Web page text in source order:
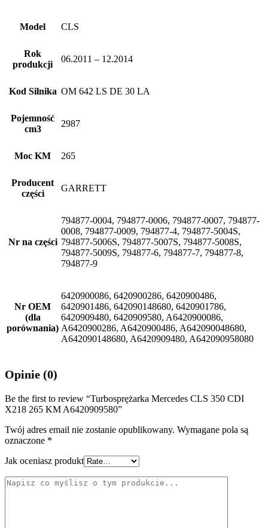
Model CLS
Rok
produkcji
06.2011 – 12.2014
Kod Silnika OM 642 LS DE 30 LA
Pojemność
cm3
2987
Moc KM 265
Producent
części
GARRETT
Nr na części
794877-0004, 794877-0006, 794877-0007, 794877-
0008, 794877-0009, 794877-4, 794877-5004S,
794877-5006S, 794877-5007S, 794877-5008S,
794877-5009S, 794877-6, 794877-7, 794877-8,
794877-9
Nr OEM
(dla
porównania)
6420900086, 6420900286, 6420900486,
6420901486, 642090148680, 6420901786,
6420909480, 6420909580, A6420900086,
A6420900286, A6420900486, A642090048680,
A642090148680, A6420909480, A642090958080
Opinie (0)
Be the first to review “Turbosprężarka Mercedes CLS 350 CDI
X218 265 KM A6420909580”
Twój adres email nie zostanie opublikowany. Wymagane pola są
oznaczone *
Jak oceniasz produkt